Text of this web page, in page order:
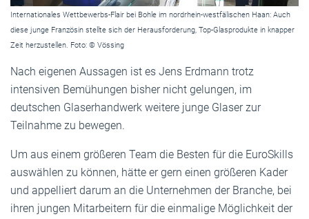
Internationales Wettbewerbs-Flair bei Bohle im nordrhein-westfälischen Haan: Auch
diese junge Französin stellte sich der Herausforderung, Top-Glasprodukte in knapper
Zeit herzustellen. Foto: © Vössing
Nach eigenen Aussagen ist es Jens Erdmann trotz
intensiven Bemühungen bisher nicht gelungen, im
deutschen Glaserhandwerk weitere junge Glaser zur
Teilnahme zu bewegen.
Um aus einem größeren Team die Besten für die EuroSkills
auswählen zu können, hätte er gern einen größeren Kader
und appelliert darum an die Unternehmen der Branche, bei
ihren jungen Mitarbeitern für die einmalige Möglichkeit der